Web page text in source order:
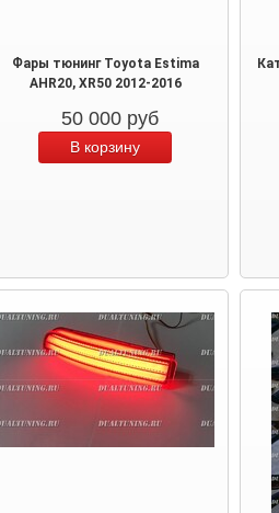
Фары тюнинг Toyota Estima
AHR20, XR50 2012-2016
50 000 руб